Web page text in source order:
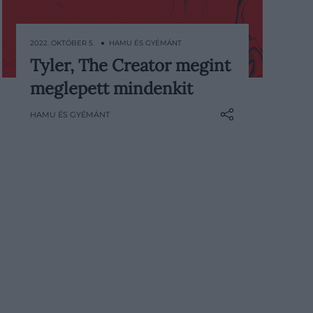
Manapság minden egyes héten
követhetetlenül sok zene jelenik
2022. OKTÓBER 5. ● HAMU ÉS GYÉMÁNT
Tyler, The Creator megint
meglepett mindenkit
HAMU ÉS GYÉMÁNT